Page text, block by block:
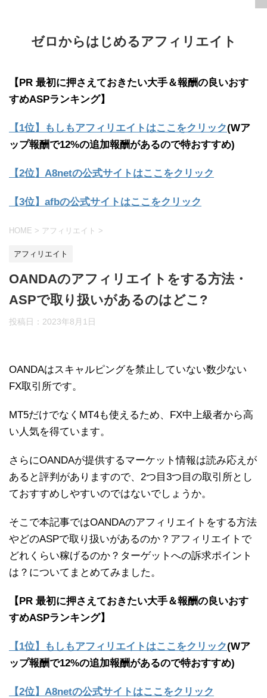
ゼロからはじめるアフィリエイト
【PR 最初に押さえておきたい大手＆報酬の良いおす
すめASPランキング】
【1位】もしもアフィリエイトはここをクリック(Wア
ップ報酬で12%の追加報酬があるので特おすすめ)
【2位】A8netの公式サイトはここをクリック
【3位】afbの公式サイトはここをクリック
HOME > アフィリエイト >
アフィリエイト
OANDAのアフィリエイトをする方法・
ASPで取り扱いがあるのはどこ?
投稿日： 2023年8月1日
OANDAはスキャルピングを禁止していない数少ない
FX取引所です。
MT5だけでなくMT4も使えるため、FX中上級者から高
い人気を得ています。
さらにOANDAが提供するマーケット情報は読み応えが
あると評判がありますので、2つ目3つ目の取引所とし
ておすすめしやすいのではないでしょうか。
そこで本記事ではOANDAのアフィリエイトをする方法
やどのASPで取り扱いがあるのか？アフィリエイトで
どれくらい稼げるのか？ターゲットへの訴求ポイント
は？についてまとめてみました。
【PR 最初に押さえておきたい大手＆報酬の良いおす
すめASPランキング】
【1位】もしもアフィリエイトはここをクリック(Wア
ップ報酬で12%の追加報酬があるので特おすすめ)
【2位】A8netの公式サイトはここをクリック